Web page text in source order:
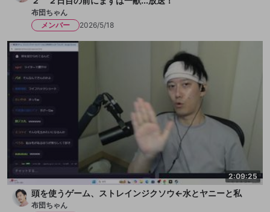
布団ちゃん
メンバー
2026/5/18
2:09:25
頭を使うゲーム、ストレインジクソウ←水とヤニーと私
布団ちゃん